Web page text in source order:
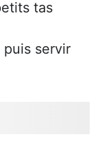
tas
servir